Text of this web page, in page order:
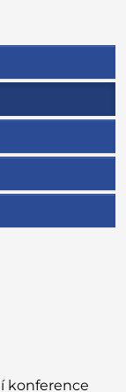
konference